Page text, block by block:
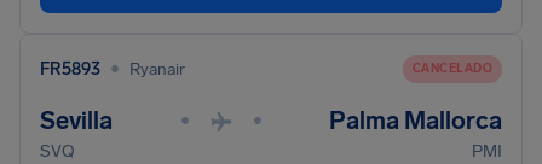
FR5893 • Ryanair CANCELADO
Sevilla • • Palma Mallorca
SVQ PMI